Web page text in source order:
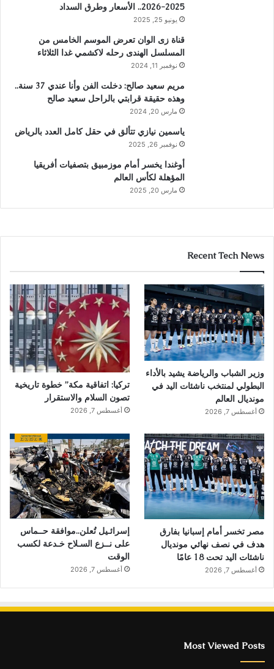
2025-2026.. الأسعار وطرق السداد
يونيو 25, 2025
قناة زى الوان تعرض الموسم الخامس من
المسلسل الهندى رحله لاكشمي غدا الثلاثاء
نوفمبر 11, 2024
مريم سعيد صالح: دخلت الفن وأنا عندي 37 سنة..
وهذه حقيقة قرابتي بالراحل سعيد صالح
مارس 20, 2024
ياسمين نيازي تتألق في حقل كامل العدد بالرياض
نوفمبر 26, 2025
أوغندا يخسر أمام موزمبيق بتصفيات أفريقيا
المؤهلة لكأس العالم
مارس 20, 2025
Recent Tech News
وزير الشباب والرياضة يشيد بالأداء
البطولي لمنتخب ناشئات اليد في
مونديال العالم
أغسطس 7, 2026
تركيا: اتفاقية مكة” خطوة تاريخية
تصون السلام والاستقرار
أغسطس 7, 2026
مصر تخسر أمام إسبانيا بفارق
هدف في نصف نهائي مونديال
ناشئات اليد تحت 18 عامًا
أغسطس 7, 2026
إسرائـيل تُعلن..موافقة حــماس
على نــزع السـلاح خـدعة لكسب
الوقت
أغسطس 7, 2026
Most Viewed Posts